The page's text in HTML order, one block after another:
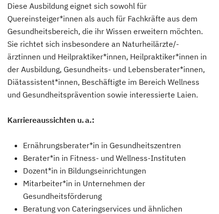
Diese Ausbildung eignet sich sowohl für
Quereinsteiger*innen als auch für Fachkräfte aus dem
Gesundheitsbereich, die ihr Wissen erweitern möchten.
Sie richtet sich insbesondere an Naturheilärzte/-
ärztinnen und Heilpraktiker*innen, Heilpraktiker*innen in
der Ausbildung, Gesundheits- und Lebensberater*innen,
Diätassistent*innen, Beschäftigte im Bereich Wellness
und Gesundheitsprävention sowie interessierte Laien.
Karriereaussichten u. a.:
Ernährungsberater*in in Gesundheitszentren
Berater*in in Fitness- und Wellness-Instituten
Dozent*in in Bildungseinrichtungen
Mitarbeiter*in in Unternehmen der
Gesundheitsförderung
Beratung von Cateringservices und ähnlichen